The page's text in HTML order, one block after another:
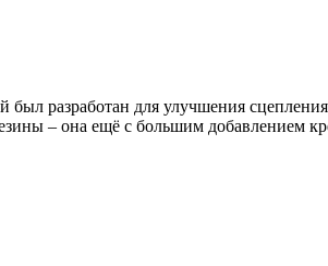
разработан для улучшения
– она ещё с большим добавлением